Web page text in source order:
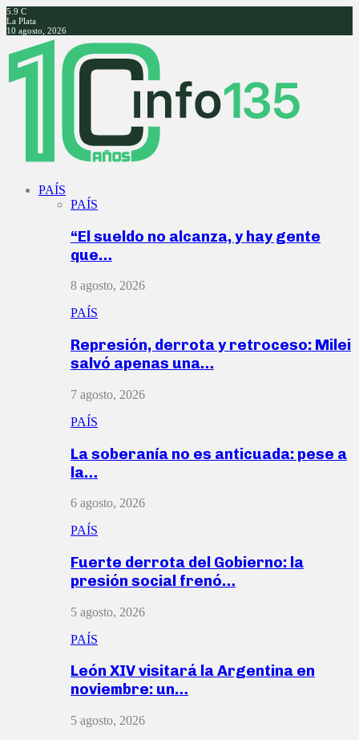
5.9 C
La Plata
10 agosto, 2026
Facebook
Twitter
Instagram
Youtube
PAÍS
PAÍS
“El sueldo no alcanza, y hay gente
que…
8 agosto, 2026
PAÍS
Represión, derrota y retroceso: Milei
salvó apenas una…
7 agosto, 2026
PAÍS
La soberanía no es anticuada: pese a
la…
6 agosto, 2026
PAÍS
Fuerte derrota del Gobierno: la
presión social frenó…
5 agosto, 2026
PAÍS
León XIV visitará la Argentina en
noviembre: un…
5 agosto, 2026